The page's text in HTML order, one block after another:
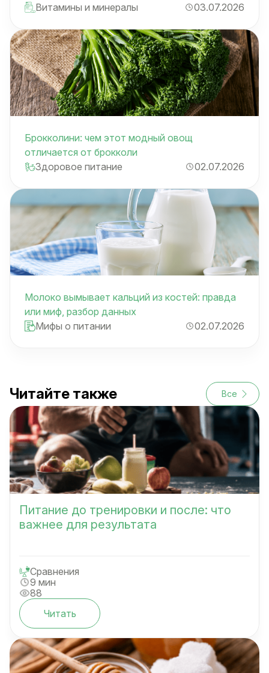
Витамины и минералы
03.07.2026
Брокколини: чем этот модный овощ
отличается от брокколи
Здоровое питание
02.07.2026
Молоко вымывает кальций из костей: правда
или миф, разбор данных
Мифы о питании
02.07.2026
Читайте также Все
Питание до тренировки и после: что
важнее для результата
Сравнения
9 мин
88
Читать